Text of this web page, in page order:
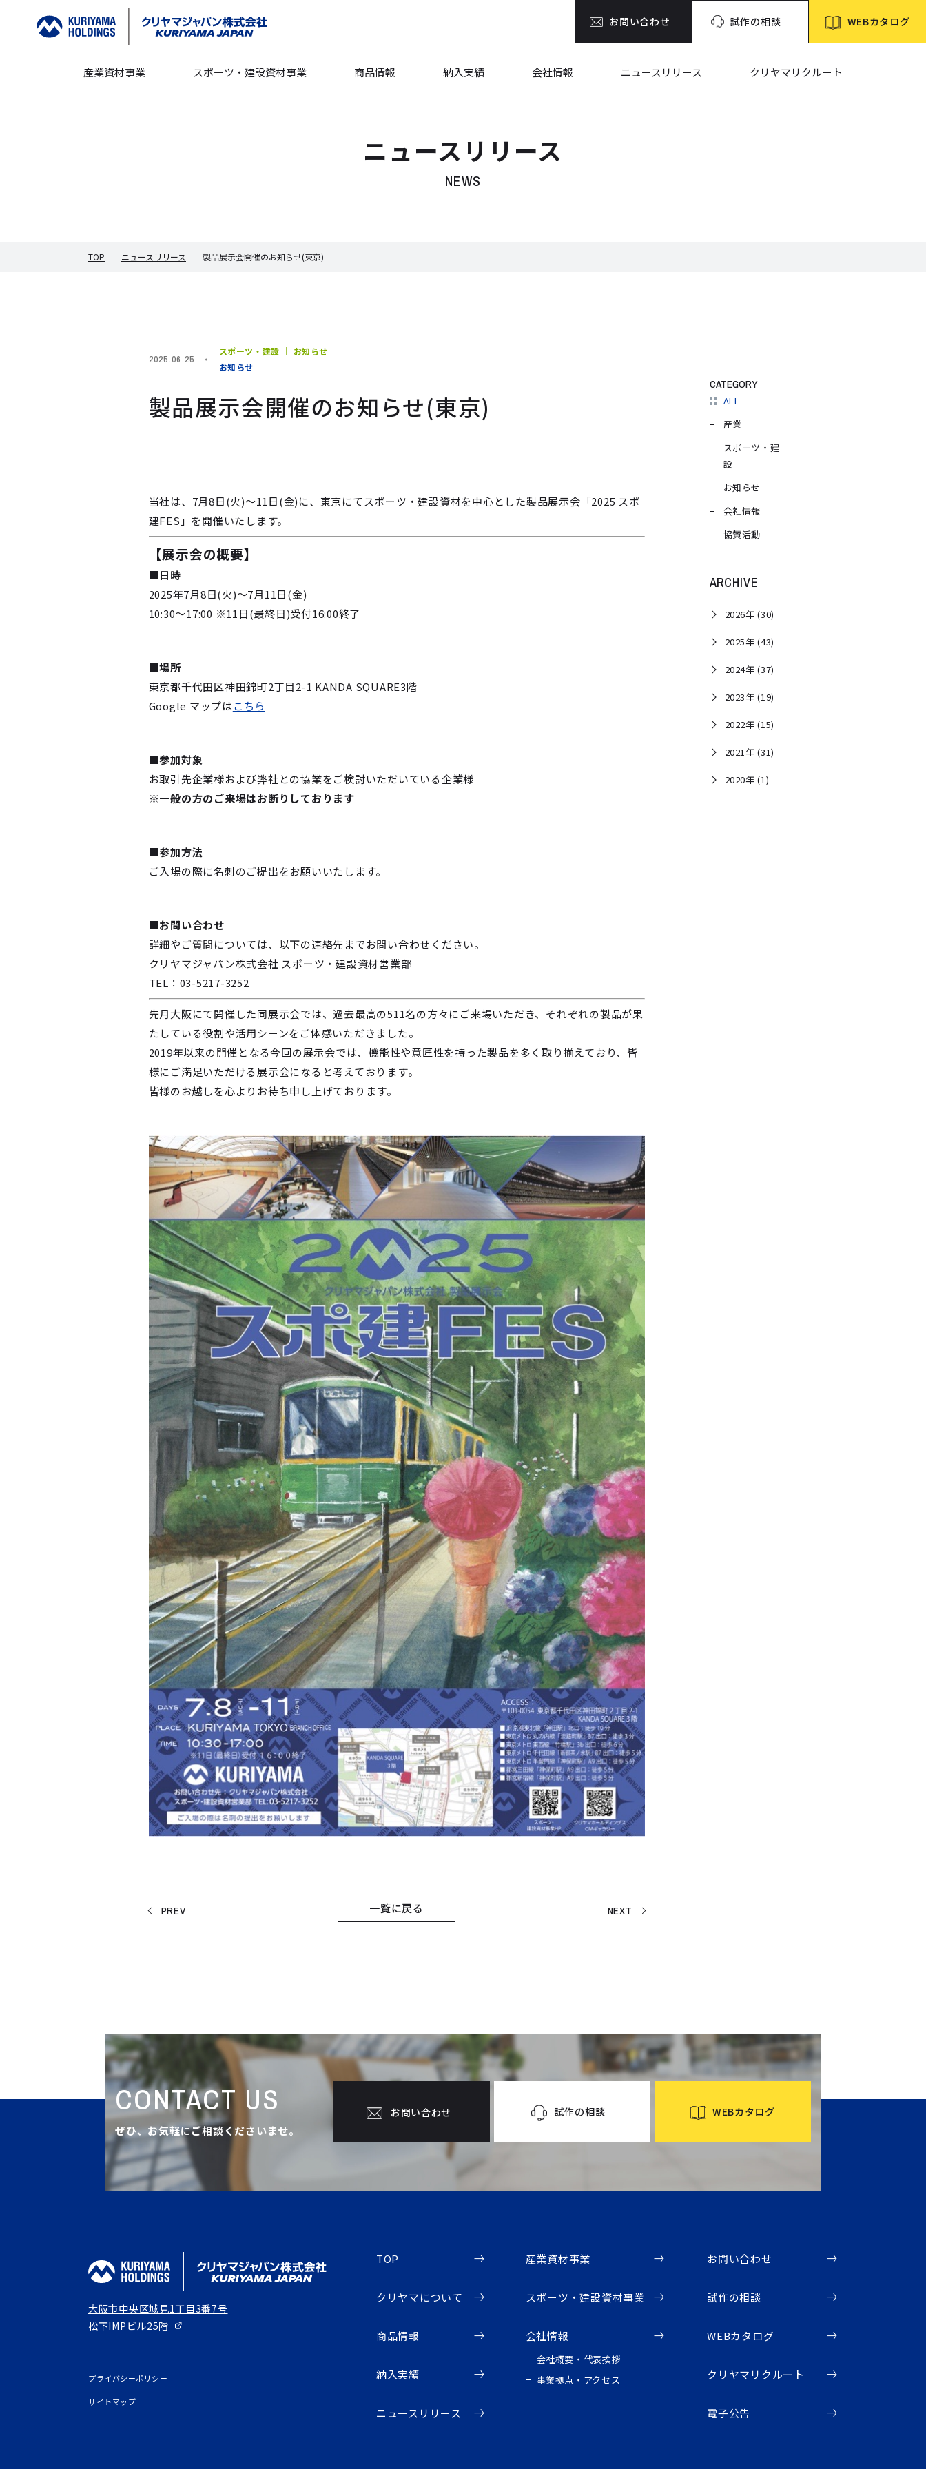
お問い合わせ 試作の相談 WEBカタログ
産業資材事業 スポーツ・建設資材事業 商品情報 納入実績 会社情報 ニュースリリース クリヤマリクルート
ニュースリリース
NEWS
TOP ニュースリリース 製品展示会開催のお知らせ(東京)
2025.06.25
スポーツ・建設 ｜ お知らせ
お知らせ
製品展示会開催のお知らせ(東京)
当社は、7月8日(火)～11日(金)に、東京にてスポーツ・建設資材を中心とした製品展示会「2025 スポ
建FES」を開催いたします。
【展示会の概要】
■日時
2025年7月8日(火)～7月11日(金)
10:30～17:00 ※11日(最終日)受付16:00終了
■場所
東京都千代田区神田錦町2丁目2-1 KANDA SQUARE3階
Google マップはこちら
■参加対象
お取引先企業様および弊社との協業をご検討いただいている企業様
※一般の方のご来場はお断りしております
■参加方法
ご入場の際に名刺のご提出をお願いいたします。
■お問い合わせ
詳細やご質問については、以下の連絡先までお問い合わせください。
クリヤマジャパン株式会社 スポーツ・建設資材営業部
TEL：03-5217-3252
先月大阪にて開催した同展示会では、過去最高の511名の方々にご来場いただき、それぞれの製品が果
たしている役割や活用シーンをご体感いただきました。
2019年以来の開催となる今回の展示会では、機能性や意匠性を持った製品を多く取り揃えており、皆
様にご満足いただける展示会になると考えております。
皆様のお越しを心よりお待ち申し上げております。
PREV NEXT
一覧に戻る
CATEGORY
ALL
産業
スポーツ・建
設
お知らせ
会社情報
協賛活動
ARCHIVE
2026年 (30)
2025年 (43)
2024年 (37)
2023年 (19)
2022年 (15)
2021年 (31)
2020年 (1)
CONTACT US
ぜひ、お気軽にご相談くださいませ。
お問い合わせ 試作の相談 WEBカタログ
TOP
クリヤマについて
商品情報
納入実績
ニュースリリース
産業資材事業
スポーツ・建設資材事業
会社情報
会社概要・代表挨拶
事業拠点・アクセス
お問い合わせ
試作の相談
WEBカタログ
クリヤマリクルート
電子公告
大阪市中央区城見1丁目3番7号
松下IMPビル25階
プライバシーポリシー
サイトマップ